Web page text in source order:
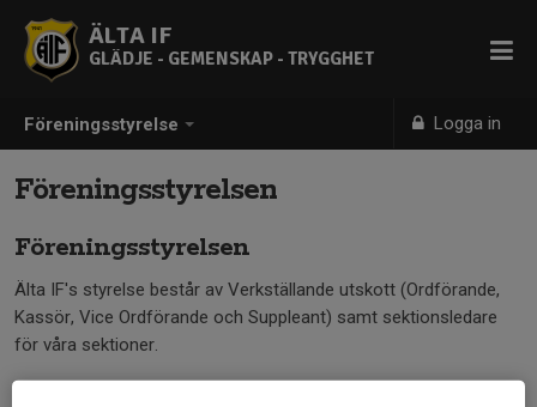
Föreningsstyrelse Logga in
ÄLTA IF
GLÄDJE - GEMENSKAP - TRYGGHET
Föreningsstyrelsen
Föreningsstyrelsen
Älta IF's styrelse består av Verkställande utskott (Ordförande,
Kassör, Vice Ordförande och Suppleant) samt sektionsledare
för våra sektioner.